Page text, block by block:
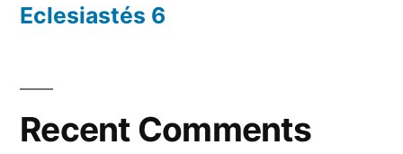
Eclesiastés 6
Recent Comments